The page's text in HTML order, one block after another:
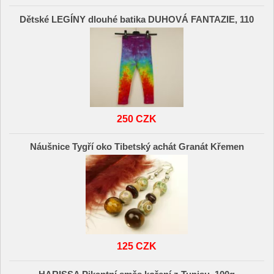
Dětské LEGÍNY dlouhé batika DUHOVÁ FANTAZIE, 110
250 CZK
Náušnice Tygří oko Tibetský achát Granát Křemen
125 CZK